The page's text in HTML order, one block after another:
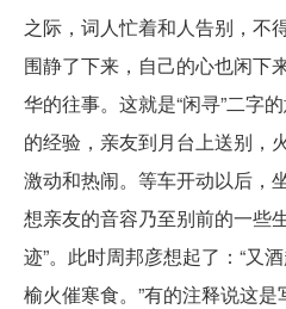
之际，词人忙着和人告别，不
围静了下来，自己的心也闲下
华的往事。这就是“闲寻”二字
的经验，亲友到月台上送别，
激动和热闹。等车开动以后，
想亲友的音容乃至别前的一些
迹”。此时周邦彦想起了：“又
榆火催寒食。”有的注释说这